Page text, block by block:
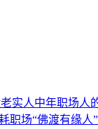
中年职场人
职场“佛渡有缘人